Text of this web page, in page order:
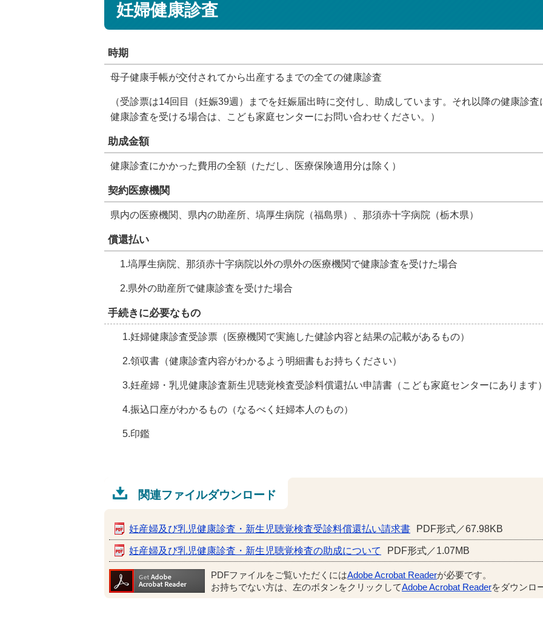
妊婦健康診査
時期
母子健康手帳が交付されてから出産するまでの全ての健康診査
（受診票は14回目（妊娠39週）までを妊娠届出時に交付し、助成しています。それ以降の健康診
健康診査を受ける場合は、こども家庭センターにお問い合わせください。）
助成金額
健康診査にかかった費用の全額（ただし、医療保険適用分は除く）
契約医療機関
県内の医療機関、県内の助産所、塙厚生病院（福島県）、那須赤十字病院（栃木県）
償還払い
1.塙厚生病院、那須赤十字病院以外の県外の医療機関で健康診査を受けた場合
2.県外の助産所で健康診査を受けた場合
手続きに必要なもの
1.妊婦健康診査受診票（医療機関で実施した健診内容と結果の記載があるもの）
2.領収書（健康診査内容がわかるよう明細書もお持ちください）
3.妊産婦・乳児健康診査新生児聴覚検査受診料償還払い申請書（こども家庭センターにあります
4.振込口座がわかるもの（なるべく妊婦本人のもの）
5.印鑑
関連ファイルダウンロード
妊産婦及び乳児健康診査・新生児聴覚検査受診料償還払い請求書 PDF形式／67.98KB
妊産婦及び乳児健康診査・新生児聴覚検査の助成について PDF形式／1.07MB
PDFファイルをご覧いただくにはAdobe Acrobat Readerが必要です。
お持ちでない方は、左のボタンをクリックしてAdobe Acrobat Readerをダウンロ